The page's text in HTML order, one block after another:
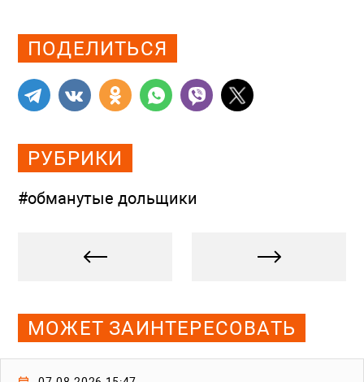
ПОДЕЛИТЬСЯ
РУБРИКИ
#обманутые дольщики
МОЖЕТ ЗАИНТЕРЕСОВАТЬ